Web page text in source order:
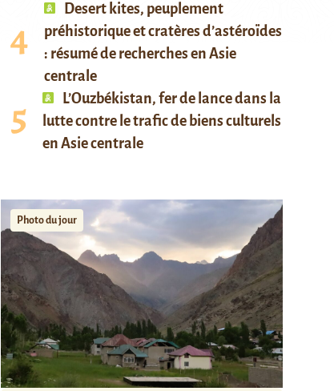
Desert kites, peuplement
préhistorique et cratères d’astéroïdes
: résumé de recherches en Asie
centrale
L’Ouzbékistan, fer de lance dans la
lutte contre le trafic de biens culturels
en Asie centrale
Photo du jour